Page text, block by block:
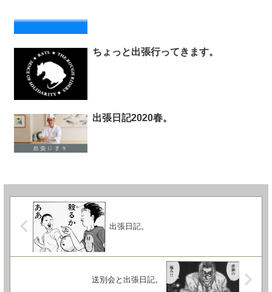
ちょっと出張行ってきます。
出張日記2020春。
出張日記。
送別会と出張日記。